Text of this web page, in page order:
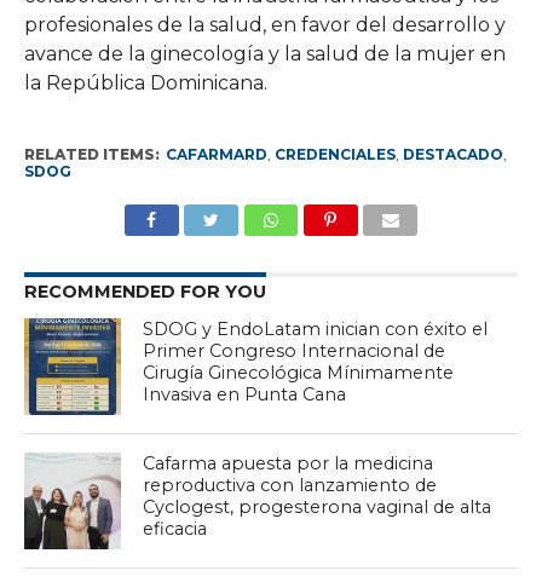
profesionales de la salud, en favor del desarrollo y
avance de la ginecología y la salud de la mujer en
la República Dominicana.
RELATED ITEMS: CAFARMARD CREDENCIALES, DESTACADO
SDOG
RECOMMENDED FOR YOU
SDOG y EndoLatam inician con éxito el
Primer Congreso Internacional de
Cirugía Ginecológica Mínimamente
Invasiva en Punta Cana
Cafarma apuesta por la medicina
reproductiva con lanzamiento de
Cyclogest, progesterona vaginal de alta
eficacia